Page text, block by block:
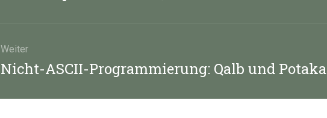
Weiter
Nächster
Nicht-ASCII-Programmierung: Qalb und Potaka